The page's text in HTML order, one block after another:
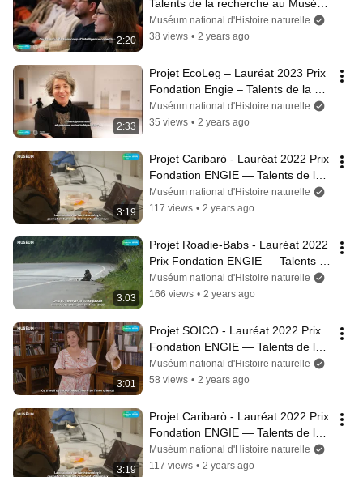
2:20
Talents de la recherche au Musée
de l’Homme | 6e édition
Muséum national d'Histoire naturelle
38 views • 2 years ago
2:33
Projet EcoLeg – Lauréat 2023 Prix
Fondation Engie – Talents de la
recherche au Musée de l’Homme
Muséum national d'Histoire naturelle
35 views • 2 years ago
3:19
Projet Caribarò - Lauréat 2022 Prix
Fondation ENGIE — Talents de la
recherche au Musée de l'Homme
Muséum national d'Histoire naturelle
117 views • 2 years ago
3:03
Projet Roadie-Babs - Lauréat 2022
Prix Fondation ENGIE — Talents
de la recherche au Musée de
l'Homme
Muséum national d'Histoire naturelle
166 views • 2 years ago
3:01
Projet SOICO - Lauréat 2022 Prix
Fondation ENGIE — Talents de la
recherche au Musée de l'Homme
Muséum national d'Histoire naturelle
58 views • 2 years ago
3:19
Projet Caribarò - Lauréat 2022 Prix
Fondation ENGIE — Talents de la
recherche au Musée de l'Homme
Muséum national d'Histoire naturelle
117 views • 2 years ago